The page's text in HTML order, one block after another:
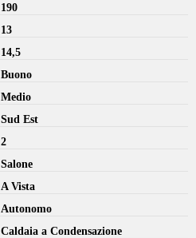
190
13
14,5
Buono
Medio
Sud Est
2
Salone
A Vista
Autonomo
Caldaia a Condensazione